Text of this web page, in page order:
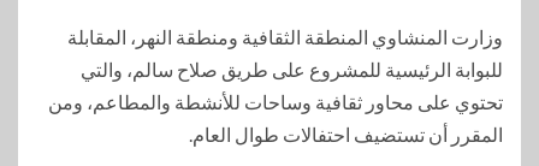
وزارت المنشاوي المنطقة الثقافية ومنطقة النهر، المقابلة
للبوابة الرئيسية للمشروع على طريق صلاح سالم، والتي
تحتوي على محاور ثقافية وساحات للأنشطة والمطاعم، ومن
المقرر أن تستضيف احتفالات طوال العام.